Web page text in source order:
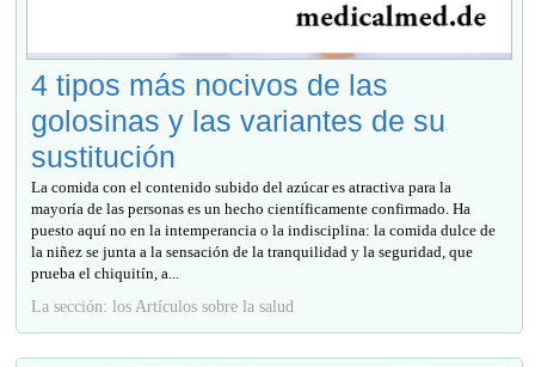
4 tipos más nocivos de las
golosinas y las variantes de su
sustitución
La comida con el contenido subido del azúcar es atractiva para la
mayoría de las personas es un hecho científicamente confirmado. Ha
puesto aquí no en la intemperancia o la indisciplina: la comida dulce de
la niñez se junta a la sensación de la tranquilidad y la seguridad, que
prueba el chiquitín, a...
La sección: los Artículos sobre la salud